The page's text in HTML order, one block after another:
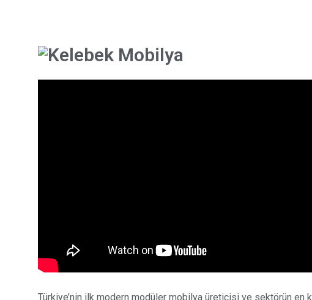
Türkiye’nin ilk modern modüler mobilya üreticisi ve sektörün en